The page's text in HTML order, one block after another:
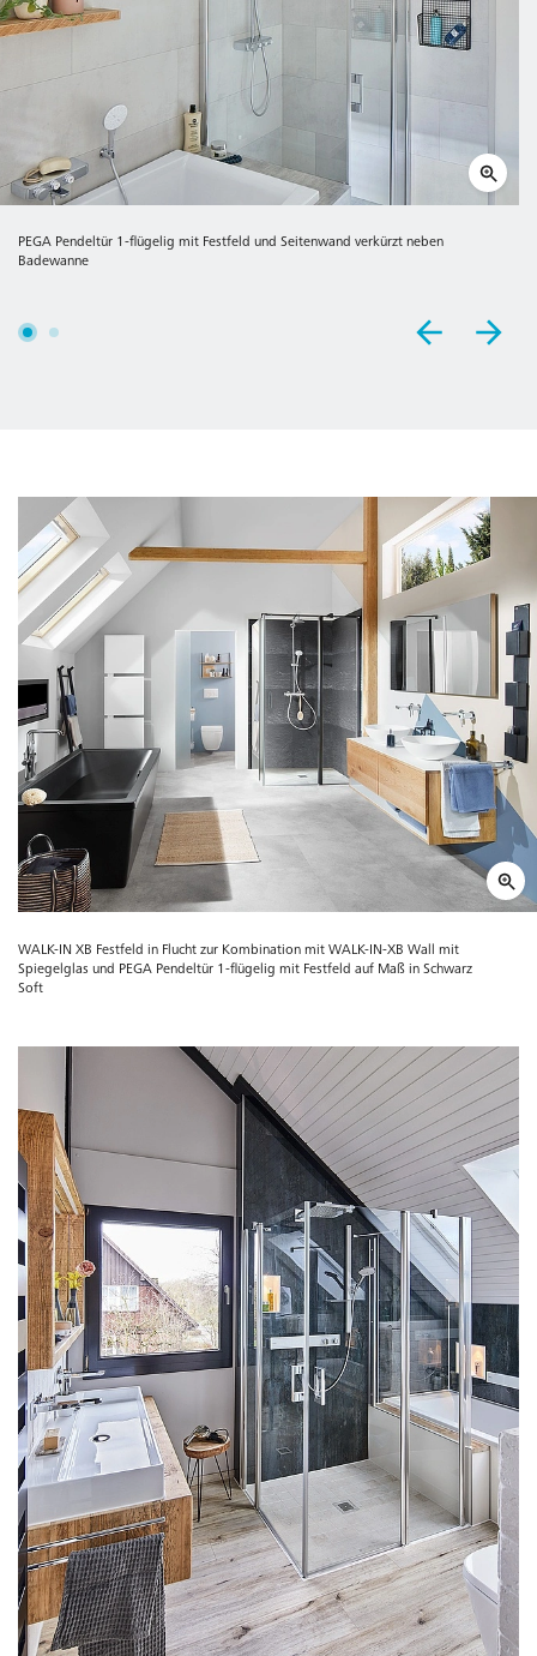
PEGA Pendeltür 1-flügelig mit Festfeld und Seitenwand verkürzt neben
Badewanne
WALK-IN XB Festfeld in Flucht zur Kombination mit WALK-IN-XB Wall mit
Spiegelglas und PEGA Pendeltür 1-flügelig mit Festfeld auf Maß in Schwarz
Soft